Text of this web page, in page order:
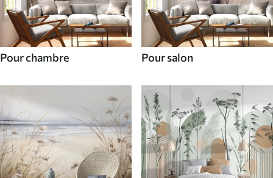
Pour chambre Pour salon